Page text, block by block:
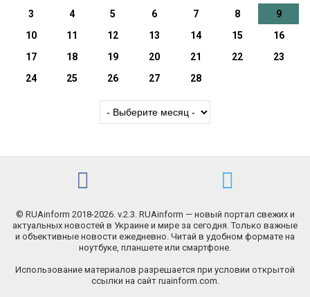
3
4 5 6 7 8
9
10
11 12 13 14 15
16
17
18 19 20 21 22
23
24
25 26 27 28
© RUAinform 2018-2026. v.2.3. RUAinform — новый портал свежих и
актуальных новостей в Украине и мире за сегодня. Только важные
и объективные новости ежедневно. Читай в удобном формате на
ноутбуке, планшете или смартфоне.
Использование материалов разрешается при условии открытой
ссылки на сайт ruainform.com.